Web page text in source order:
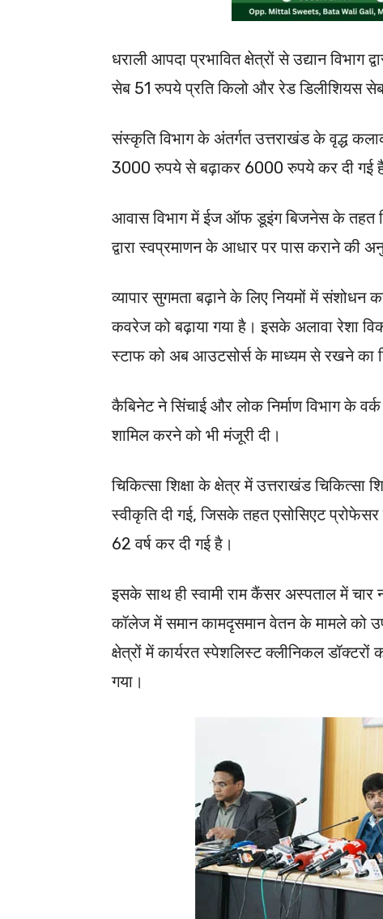
धराली आपदा प्रभावित क्षेत्रों से उद्यान विभाग
सेब 51 रुपये प्रति किलो और रेड डिलीशियस
संस्कृति विभाग के अंतर्गत उत्तराखंड के वृद्ध
3000 रुपये से बढ़ाकर 6000 रुपये कर दी गई
आवास विभाग में ईज ऑफ डूइंग बिजनेस के तहत
द्वारा स्वप्रमाणन के आधार पर पास कराने की
व्यापार सुगमता बढ़ाने के लिए नियमों में
कवरेज को बढ़ाया गया है। इसके अलावा रेशा
स्टाफ को अब आउटसोर्स के माध्यम से रखने का
कैबिनेट ने सिंचाई और लोक निर्माण विभाग के
शामिल करने को भी मंजूरी दी।
चिकित्सा शिक्षा के क्षेत्र में उत्तराखंड
स्वीकृति दी गई, जिसके तहत एसोसिएट
62 वर्ष कर दी गई है।
इसके साथ ही स्वामी राम कैंसर अस्पताल में
कॉलेज में समान कामदृसमान वेतन के मामले को उप
क्षेत्रों में कार्यरत स्पेशलिस्ट क्लीनिकल डॉक्टरों
गया।